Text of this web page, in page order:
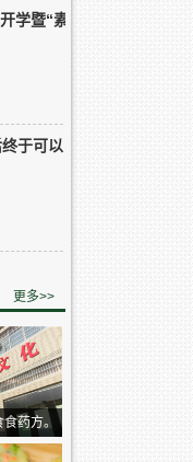
学暨“素
于可以
更多>>
药方。